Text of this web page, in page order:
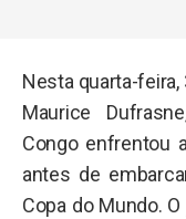
Nesta quarta-
Maurice
Congo enfrentou
antes de
Copa do Mundo.